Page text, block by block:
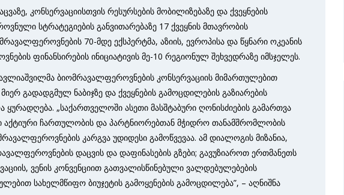
კონსერვაციისთვის რესურსების მობილიზებაზე და ქვეყნების
სტრატეგიების განვითარებაზე 17 ქვეყნის მთავრობის
70-მდე ექსპერტმა, აზიის, ევროპისა და წყნარი ოკეანის
ფინანსირების ინიციატივის მე-10 რეგიონულ შეხვედრაზე იმსჯელეს.
ბიომრავალფეროვნების კონსერვაციის მიმართულებით
გადადგმულ ნაბიჯზე და ქვეყნების გამოცდილების გაზიარების
ყურადღება. „საქართველოში ასეთი მასშტაბური ღონისძიების გამართვა
აქტიური ჩართულობის და პარტნიორებთან მჭიდრო თანამშრომლობის
კარგვა უდიდესი გამოწვევაა. ამ დიალოგის მიზანია,
დაცვის და დაფინასების გზები; გავუზიაროთ ერთმანეთს
ვენის კონვენციით გათვალისწინებული ვალდებულებების
სახელმწიფო ბიუჯეტის გამოყენების გამოცდილება”, – აღნიშნა